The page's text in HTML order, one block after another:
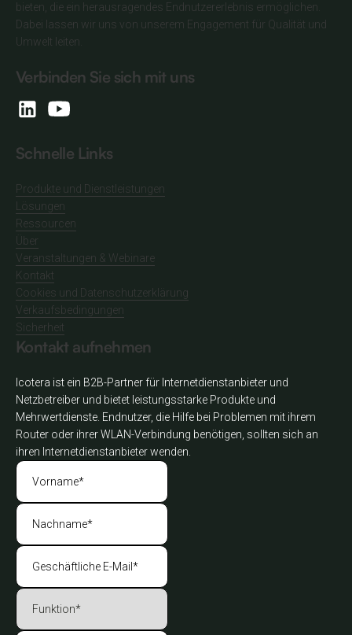
bieten, die ein herausragendes Endnutzererlebnis ermöglichen.
Dabei lassen wir uns von unserem Engagement für Qualität und
Umwelt leiten.
Verbinden Sie sich mit uns
Schnelle Links
Produkte und Dienstleistungen
Lösungen
Ressourcen
Über
Veranstaltungen & Webinare
Kontakt
Cookies und Datenschutzerklärung
Verkaufsbedingungen
Sicherheit
Kontakt aufnehmen
Icotera ist ein B2B-Partner für Internetdienstanbieter und
Netzbetreiber und bietet leistungsstarke Produkte und
Mehrwertdienste. Endnutzer, die Hilfe bei Problemen mit ihrem
Router oder ihrer WLAN-Verbindung benötigen, sollten sich an
ihren Internetdienstanbieter wenden.